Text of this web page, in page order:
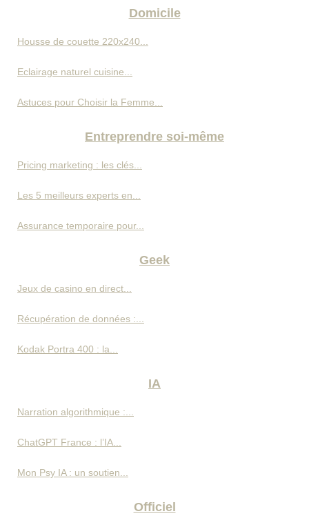
Domicile
Housse de couette 220x240...
Eclairage naturel cuisine...
Astuces pour Choisir la Femme...
Entreprendre soi-même
Pricing marketing : les clés...
Les 5 meilleurs experts en...
Assurance temporaire pour...
Geek
Jeux de casino en direct...
Récupération de données :...
Kodak Portra 400 : la...
IA
Narration algorithmique :...
ChatGPT France : l’IA...
Mon Psy IA : un soutien...
Officiel